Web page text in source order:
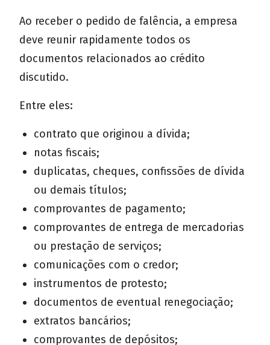
Ao receber o pedido de falência, a empresa
deve reunir rapidamente todos os
documentos relacionados ao crédito
discutido.
Entre eles:
contrato que originou a dívida;
notas fiscais;
duplicatas, cheques, confissões de dívida
ou demais títulos;
comprovantes de pagamento;
comprovantes de entrega de mercadorias
ou prestação de serviços;
comunicações com o credor;
instrumentos de protesto;
documentos de eventual renegociação;
extratos bancários;
comprovantes de depósitos;